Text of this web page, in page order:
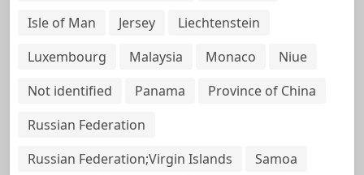
Isle of Man
Jersey
Liechtenstein
Luxembourg
Malaysia Monaco
Niue
Not identified
Panama
Province of China
Russian Federation
Russian Federation;Virgin Islands
Samoa